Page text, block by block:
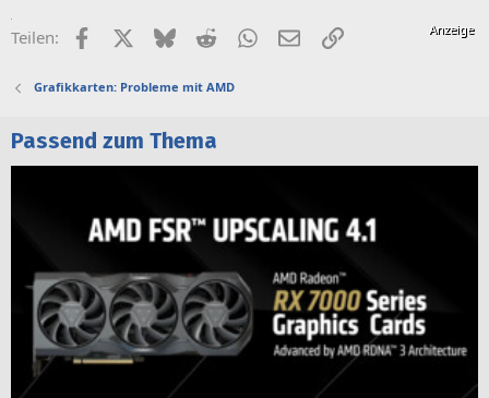
Teilen: FacebookX (Twitter)
BlueskyRedditWhatsApp
E-MailLink
Grafikkarten: Probleme mit AMD
Passend zum Thema